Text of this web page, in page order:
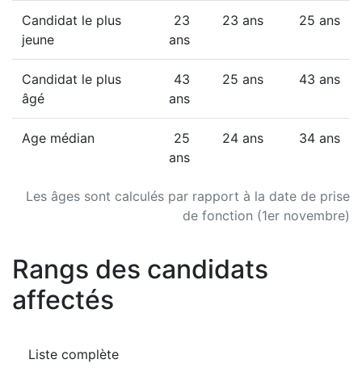
Les âges sont calculés par rapport à la date de prise
de fonction (1er novembre)
Candidat le plus
jeune
23
ans
23 ans 25 ans
Candidat le plus
âgé
43
ans
25 ans 43 ans
Age médian
25
ans
24 ans 34 ans
Rangs des candidats
affectés
Liste complète